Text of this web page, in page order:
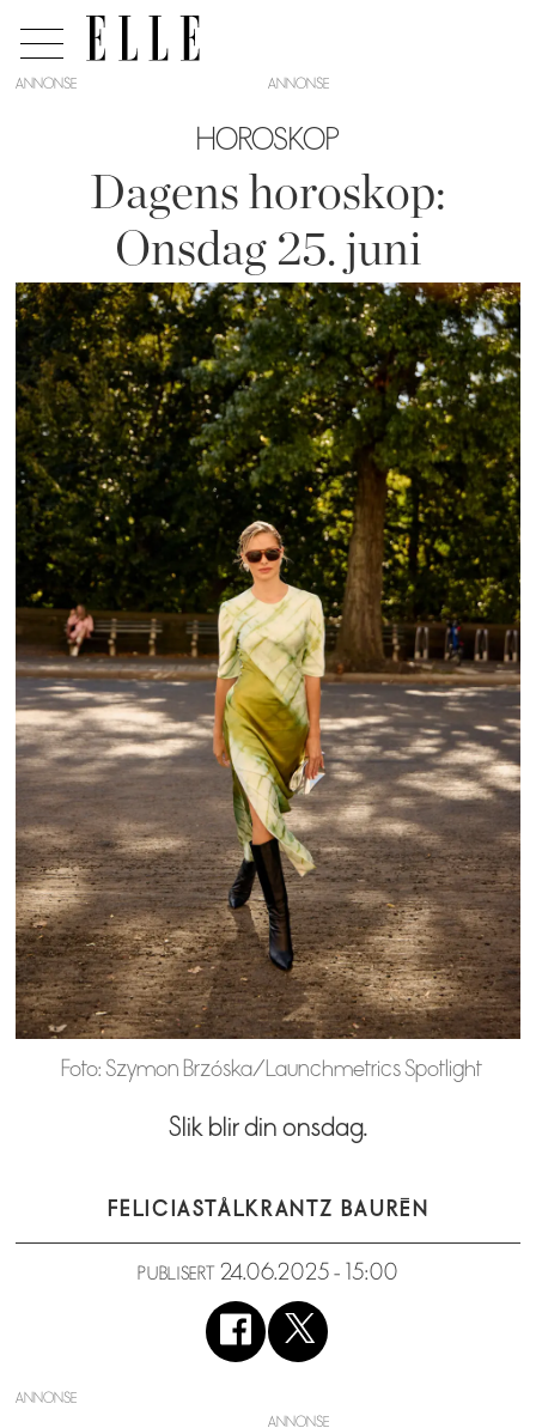
ANNONSE
HOROSKOP
Dagens horoskop:
Onsdag 25. juni
Foto: Szymon Brzóska/Launchmetrics Spotlight
Slik blir din onsdag.
FELICIASTÅLKRANTZ BAURÉN
PUBLISERT 24.06.2025 - 15:00
ANNONSE